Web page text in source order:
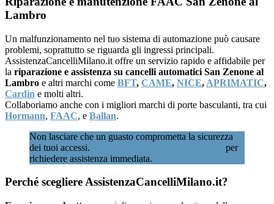
Lambro
Un malfunzionamento nel tuo sistema di automazione può causare
problemi, soprattutto se riguarda gli ingressi principali.
AssistenzaCancelliMilano.it offre un servizio rapido e affidabile per
la riparazione e assistenza su cancelli automatici San Zenone al
Lambro e altri marchi come BFT, CAME, NICE, APRIMATIC,
Cardin e molti altri.
Collaboriamo anche con i migliori marchi di porte basculanti, tra cui
Hormann, FAAC, e Ballan.
Non lasciare che un guasto comprometta la sicurezza
dei tuoi accessi.
per
richiedere assistenza immediata.
Perché scegliere AssistenzaCancelliMilano.it?